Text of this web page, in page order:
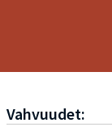
Vahvuudet: